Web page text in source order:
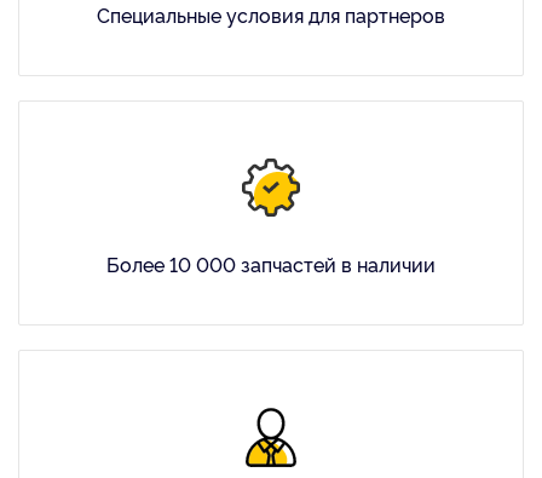
Специальные условия для партнеров
Более 10 000 запчастей в наличии